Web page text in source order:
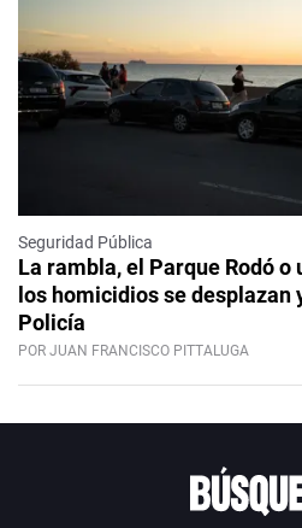
Seguridad Pública
La rambla, el Parque Rodó o
los homicidios se desplazan
Policía
POR JUAN FRANCISCO PITTALUGA